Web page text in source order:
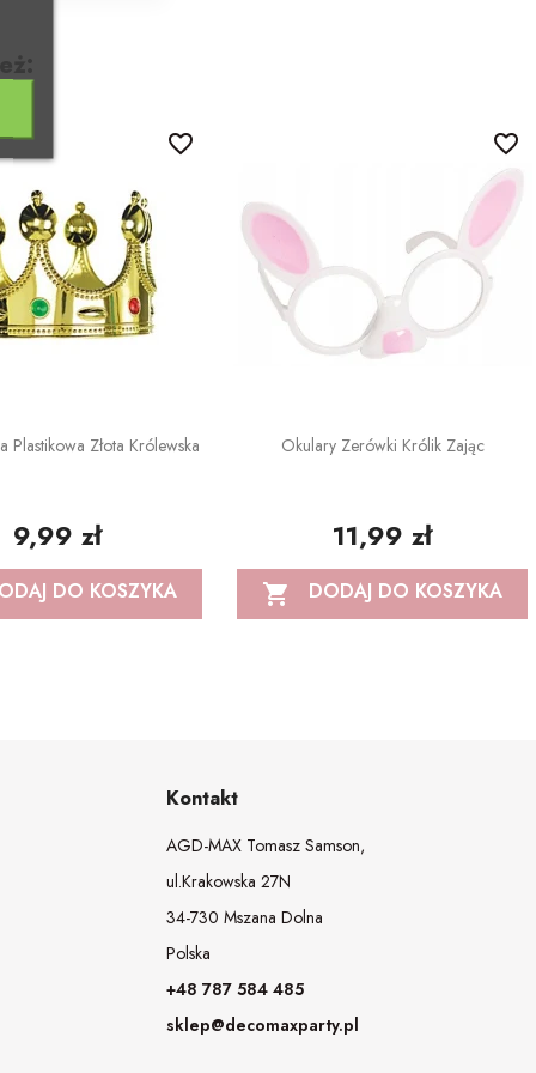
Plastikowa Złota Królewska
9,99 zł
DO KOSZYKA
favorite_border
Okulary Zerówki Królik Zając
11,99 zł
 DODAJ DO KOSZYKA
favorite_border
Kontakt
AGD-MAX Tomasz Samson,
ul.Krakowska 27N
34-730 Mszana Dolna
Polska
+48 787 584 485
sklep@decomaxparty.pl